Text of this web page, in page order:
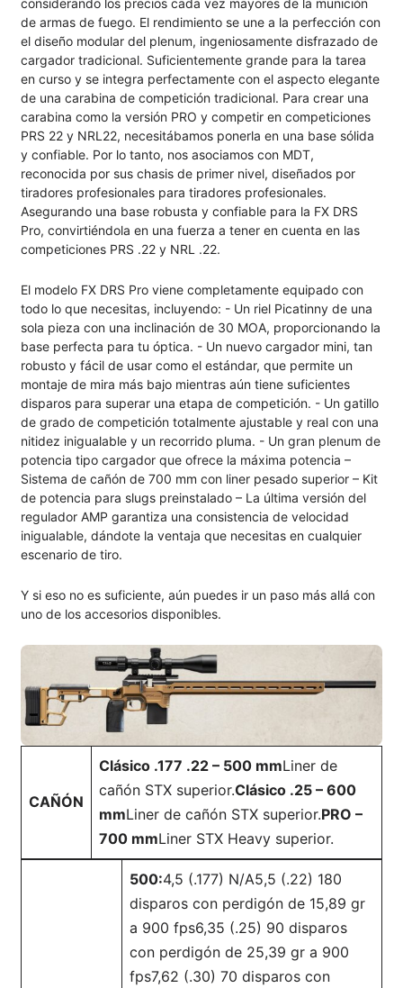
considerando los precios cada vez mayores de la munición
de armas de fuego. El rendimiento se une a la perfección con
el diseño modular del plenum, ingeniosamente disfrazado de
cargador tradicional. Suficientemente grande para la tarea
en curso y se integra perfectamente con el aspecto elegante
de una carabina de competición tradicional. Para crear una
carabina como la versión PRO y competir en competiciones
PRS 22 y NRL22, necesitábamos ponerla en una base sólida
y confiable. Por lo tanto, nos asociamos con MDT,
reconocida por sus chasis de primer nivel, diseñados por
tiradores profesionales para tiradores profesionales.
Asegurando una base robusta y confiable para la FX DRS
Pro, convirtiéndola en una fuerza a tener en cuenta en las
competiciones PRS .22 y NRL .22.
El modelo FX DRS Pro viene completamente equipado con
todo lo que necesitas, incluyendo: - Un riel Picatinny de una
sola pieza con una inclinación de 30 MOA, proporcionando la
base perfecta para tu óptica. - Un nuevo cargador mini, tan
robusto y fácil de usar como el estándar, que permite un
montaje de mira más bajo mientras aún tiene suficientes
disparos para superar una etapa de competición. - Un gatillo
de grado de competición totalmente ajustable y real con una
nitidez inigualable y un recorrido pluma. - Un gran plenum de
potencia tipo cargador que ofrece la máxima potencia –
Sistema de cañón de 700 mm con liner pesado superior – Kit
de potencia para slugs preinstalado – La última versión del
regulador AMP garantiza una consistencia de velocidad
inigualable, dándote la ventaja que necesitas en cualquier
escenario de tiro.
Y si eso no es suficiente, aún puedes ir un paso más allá con
uno de los accesorios disponibles.
CAÑÓN
Clásico .177 .22 – 500 mmLiner de
cañón STX superior.Clásico .25 – 600
mmLiner de cañón STX superior.PRO –
700 mmLiner STX Heavy superior.
500:4,5 (.177) N/A5,5 (.22) 180
disparos con perdigón de 15,89 gr
a 900 fps6,35 (.25) 90 disparos
con perdigón de 25,39 gr a 900
fps7,62 (.30) 70 disparos con